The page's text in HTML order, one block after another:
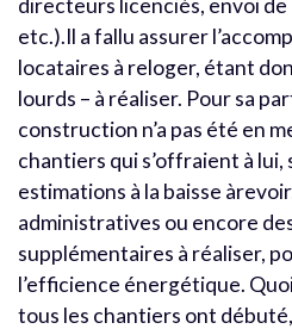
etc.).Il a fallu assurer
locataires à reloger, étant
lourds – à réaliser. Pour sa
construction n’a pas été en
chantiers qui s’offraient à lui,
estimations à la baisse
administratives ou encore
supplémentaires à réaliser,
l’efficience énergétique.
tous les chantiers ont